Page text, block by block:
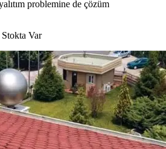
problemine de çözüm
Stokta Var